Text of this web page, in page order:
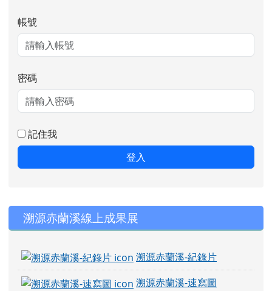
帳號
密碼
記住我
登入
右邊區域內容
溯源赤蘭溪線上成果展
溯源赤蘭溪-紀錄片
溯源赤蘭溪-速寫圖